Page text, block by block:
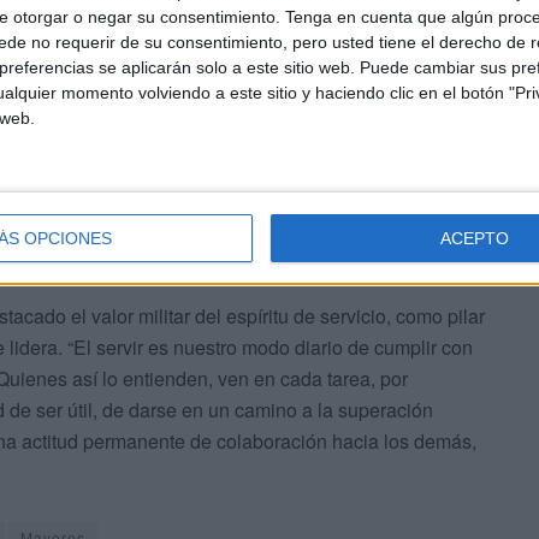
otorgar o negar su consentimiento. Tenga en cuenta que algún
no requerir de su consentimiento, pero usted tiene el derecho de
se aplicarán solo a este sitio web. Puede cambiar sus
momento volviendo a este sitio y haciendo clic en el botón
OPCIONES ACEPTO
presencia de personal realizando cometidos en
Es la encargada de asumir las tareas necesarias
de los servicios, facilitando así a la
operativas.
el valor militar del espíritu de servicio, como pilar
“El servir es nuestro modo diario de cumplir con
así lo entienden, ven en cada tarea, por
ser útil, de darse en un camino a la superación
actitud permanente de colaboración hacia los demás,